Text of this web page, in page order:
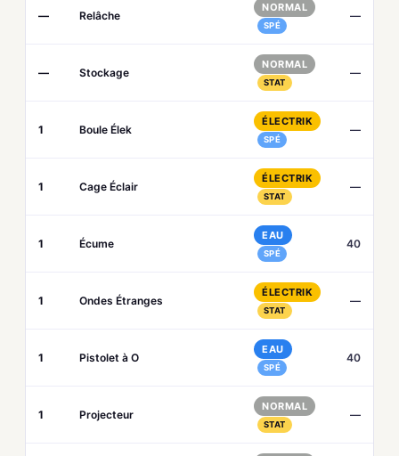
— Relâche
NORMAL
SPÉ
—
— Stockage
NORMAL
STAT
—
1 Boule Élek
ÉLECTRIK
SPÉ
—
1 Cage Éclair
ÉLECTRIK
STAT
—
1 Écume
EAU
SPÉ
40
1 Ondes Étranges
ÉLECTRIK
STAT
—
1 Pistolet à O
EAU
SPÉ
40
1 Projecteur
NORMAL
STAT
—